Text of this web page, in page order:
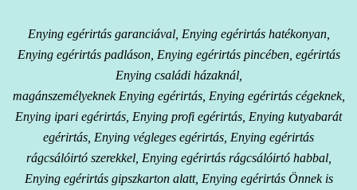
Enying egérirtás garanciával, Enying egérirtás hatékonyan,
Enying egérirtás padláson, Enying egérirtás pincében, egérirtás
Enying családi házaknál,
magánszemélyeknek Enying egérirtás, Enying egérirtás cégeknek,
Enying ipari egérirtás, Enying profi egérirtás, Enying kutyabarát
egérirtás, Enying végleges egérirtás, Enying egérirtás
rágcsálóirtó szerekkel, Enying egérirtás rágcsálóirtó habbal,
Enying egérirtás gipszkarton alatt, Enying egérirtás Önnek is